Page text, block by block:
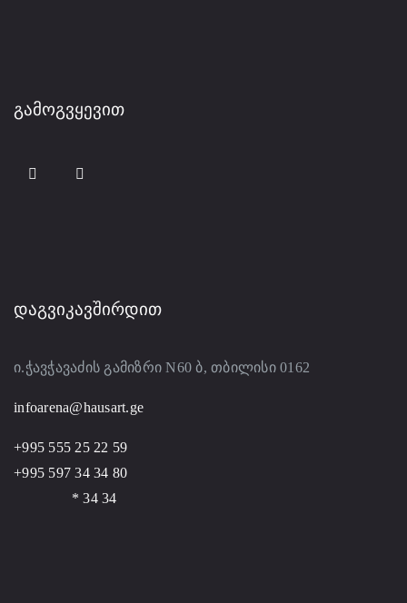
ᲒᲐᲛᲝᲒᲕᲧᲔᲕᲘᲗ
ᲓᲐᲒᲕᲘᲙᲐᲕᲨᲘᲠᲓᲘᲗ
ი.ჭავჭავაძის გამიზრი N60 ბ, თბილისი 0162
infoarena@hausart.ge
+995 555 25 22 59
+995 597 34 34 80
* 34 34